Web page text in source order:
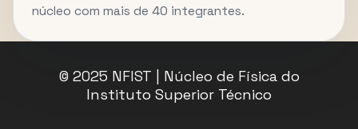
núcleo com mais de 40 integrantes.
© 2025 NFIST | Núcleo de Física do
Instituto Superior Técnico